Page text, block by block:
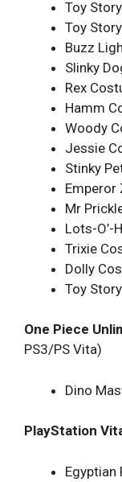
Toy
Toy
Buzz
Slinky
Rex
Hamm
Woody
Jessie
Stinky
Emperor
Mr
Lots-O’-
Trixie
Dolly
Toy
One Piece
PS3/PS Vita)
Dino
PlayStation
Egyptian